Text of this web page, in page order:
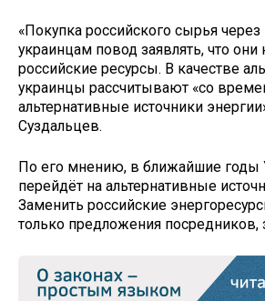
«Покупка российского сырья
украинцам повод заявлять, что они
российские ресурсы. В качестве
украинцы рассчитывают «со
альтернативные источники
Суздальцев.
По его мнению, в ближайшие годы
перейдёт на альтернативные
Заменить российские
только предложения посредников,